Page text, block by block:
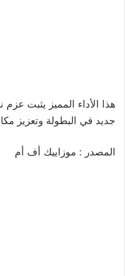
هذا الأداء المميز يثبت
جديد في البطولة وتعزيز
المصدر : موزاييك أف أم